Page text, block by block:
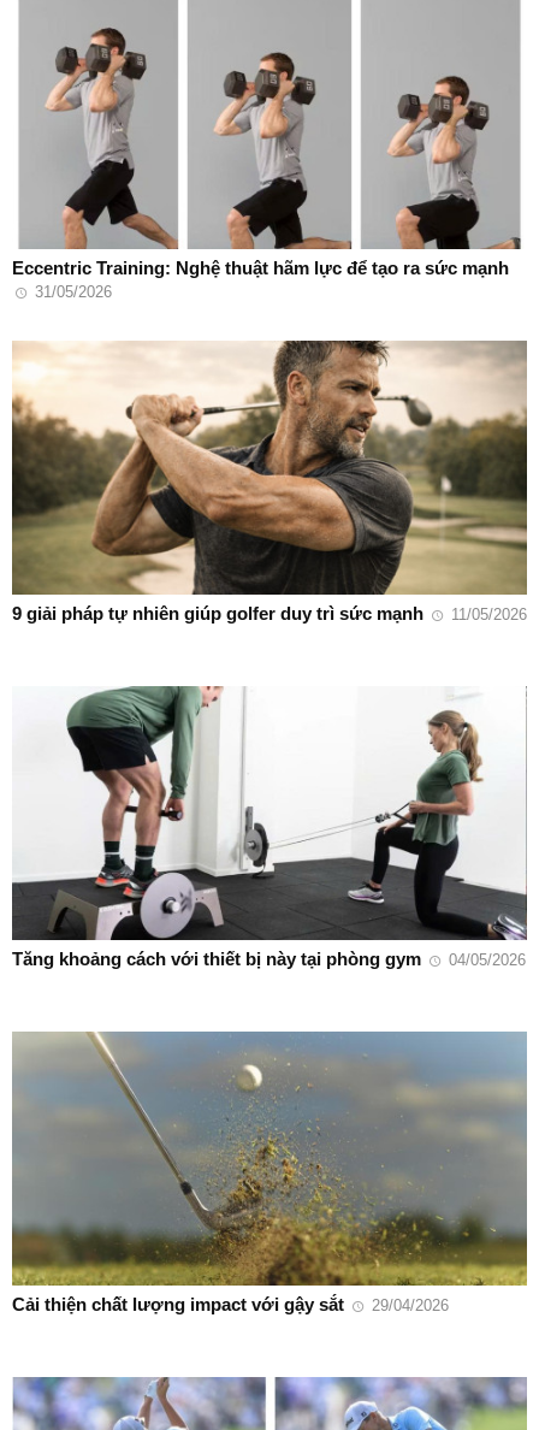
Eccentric Training: Nghệ thuật hãm lực để tạo ra sức mạnh
31/05/2026
9 giải pháp tự nhiên giúp golfer duy trì sức mạnh 11/05/2026
Tăng khoảng cách với thiết bị này tại phòng gym 04/05/2026
Cải thiện chất lượng impact với gậy sắt 29/04/2026